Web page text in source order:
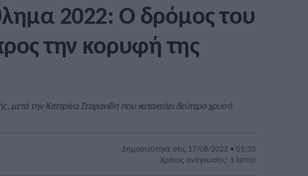
2022: Ο δρόμος του
την κορυφή της
μετά την Κατερίνα Στεφανίδη που κατακτάει δεύτερο χρυσό
Δημοσιεύτηκε στις 17/08/2022 • 01:33
Χρόνος ανάγνωσης: 1 λεπτό